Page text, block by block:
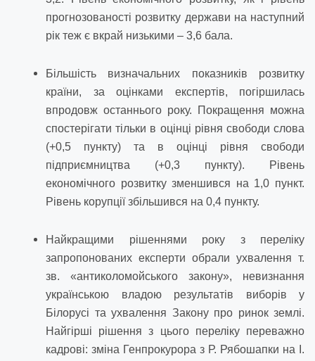
прогнозованості розвитку держави на наступний
рік теж є вкрай низькими – 3,6 бала.
Більшість визначальних показників розвитку
країни, за оцінками експертів, погіршилась
впродовж останнього року. Покращення можна
спостерігати тільки в оцінці рівня свободи слова
(+0,5 пункту) та в оцінці рівня свободи
підприємництва (+0,3 пункту). Рівень
економічного розвитку зменшився на 1,0 пункт.
Рівень корупції збільшився на 0,4 пункту.
Найкращими рішеннями року з переліку
запропонованих експерти обрали ухвалення т.
зв. «антиколомойського закону», невизнання
українською владою результатів виборів у
Білорусі та ухвалення Закону про ринок землі.
Найгірші рішення з цього переліку переважно
кадрові: зміна Генпрокурора з Р. Рябошапки на І.